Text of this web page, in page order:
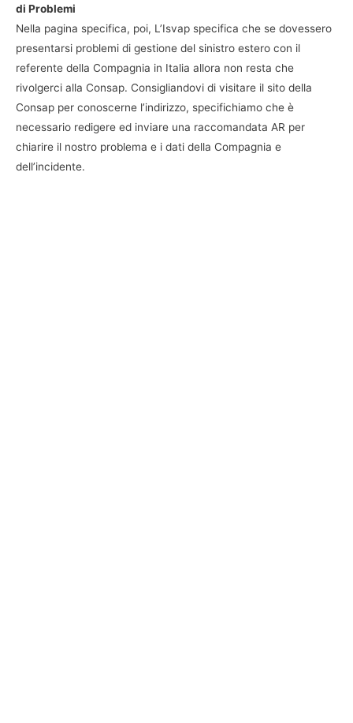
di Problemi
Nella pagina specifica, poi, L’Isvap specifica che se dovessero
presentarsi problemi di gestione del sinistro estero con il
referente della Compagnia in Italia allora non resta che
rivolgerci alla Consap. Consigliandovi di visitare il sito della
Consap per conoscerne l’indirizzo, specifichiamo che è
necessario redigere ed inviare una raccomandata AR per
chiarire il nostro problema e i dati della Compagnia e
dell’incidente.